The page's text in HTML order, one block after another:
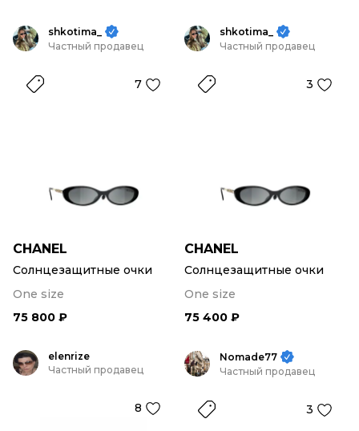
shkotima_
Частный продавец
7
CHANEL
Солнцезащитные очки
One size
75 800 ₽
shkotima_
Частный продавец
3
CHANEL
Солнцезащитные очки
One size
75 400 ₽
elenrize
Частный продавец
8
Nomade77
Частный продавец
3